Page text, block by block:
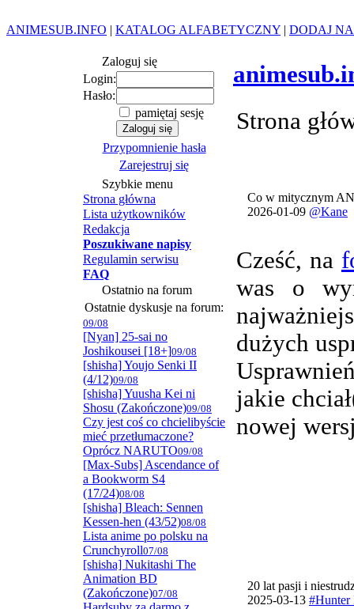
ANIMESUB.INFO | KATALOG ALFABETYCZNY | DODAJ
Zaloguj się
Login:
Hasło:
pamiętaj sesję
Przypomnienie hasła
Zarejestruj się
Szybkie menu
Strona główna
Lista użytkowników
Redakcja
Poszukiwane napisy
Regulamin serwisu
FAQ
Ostatnio na forum
Ostatnie dyskusje na forum:
09/08
[Nyan] 25-sai no
Joshikousei [18+]09/08
[shisha] Youjo Senki II
(4/12)09/08
[shisha] Yuusha Kei ni
Shosu (Zakończone)09/08
Czy jest coś co chcielibyście
mieć przetłumaczone?
Oprócz NARUTO09/08
[Max-Subs] Ascendance of
a Bookworm S4
(17/24)08/08
[shisha] Bleach: Sennen
Kessen-hen (43/52)08/08
Lista anime po polsku na
Crunchyroll07/08
[shisha] Nukitashi The
Animation BD
(Zakończone)07/08
Strona
Co w mitycznym
2026-01-09 @Kane
Cześć, na
was o
dużych
jakie
nowej
20 lat pasji i
2025-03-13